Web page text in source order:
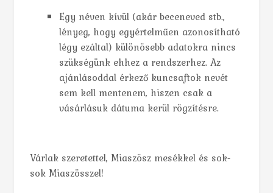
Egy néven kívül (akár beceneved stb.,
lényeg, hogy egyértelműen azonosítható
légy ezáltal) különösebb adatokra nincs
szükségünk ehhez a rendszerhez. Az
ajánlásoddal érkező kuncsaftok nevét
sem kell mentenem, hiszen csak a
vásárlásuk dátuma kerül rögzítésre.
Várlak szeretettel, Miaszösz mesékkel és sok-
sok Miaszösszel!